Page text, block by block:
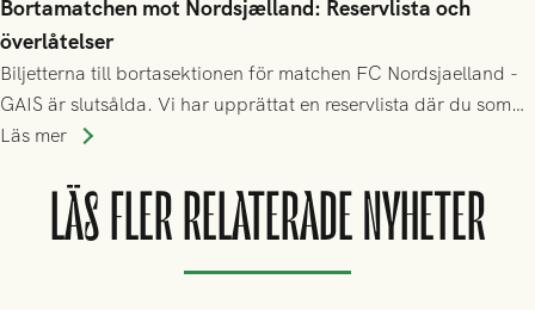
Bortamatchen mot Nordsjælland: Reservlista och
överlåtelser
Biljetterna till bortasektionen för matchen FC Nordsjaelland -
GAIS är slutsålda. Vi har upprättat en reservlista där du som
ännu inte har någon biljett kan anmäla ditt intresse. Du kan
Läs mer
LÄS FLER RELATERADE NYHETER